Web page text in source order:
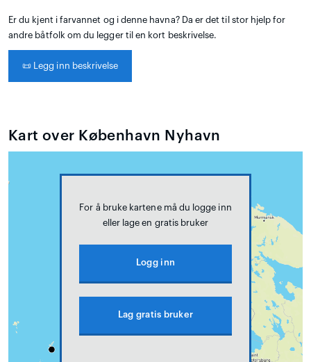
Er du kjent i farvannet og i denne havna? Da er det til stor hjelp for
andre båtfolk om du legger til en kort beskrivelse.
📜 Legg inn beskrivelse
Kart over København Nyhavn
For å bruke kartene må du logge inn
eller lage en gratis bruker
Logg inn
Lag gratis bruker